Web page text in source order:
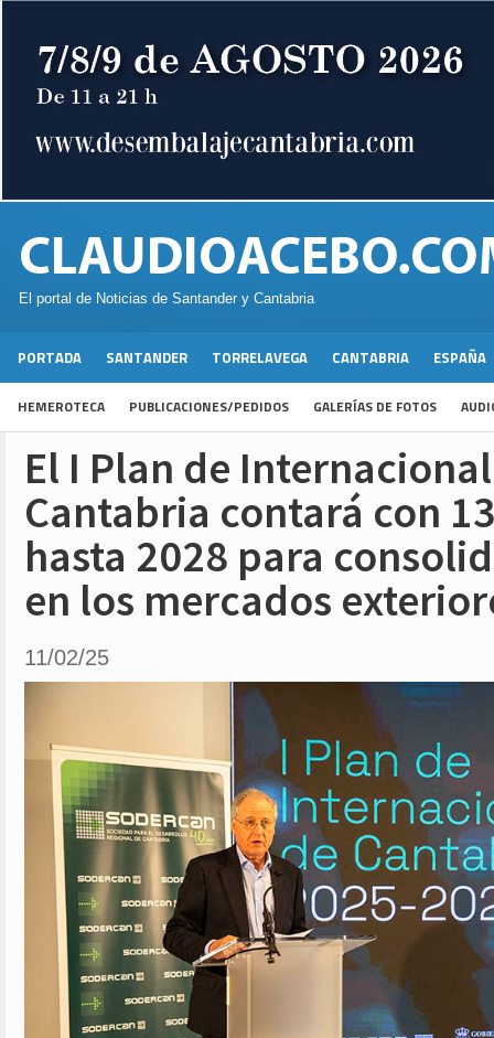
El portal de Noticias de Santander y Cantabria
PORTADA SANTANDER TORRELAVEGA CANTABRIA ESPAÑA
HEMEROTECA PUBLICACIONES/PEDIDOS GALERÍAS DE FOTOS
El I Plan de
Cantabria contará con
hasta 2028 para
en los mercados
11/02/25